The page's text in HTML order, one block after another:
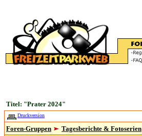
Titel: "Prater 2024"
Druckversion
Foren-Gruppen Tagesberichte & Fotoserien